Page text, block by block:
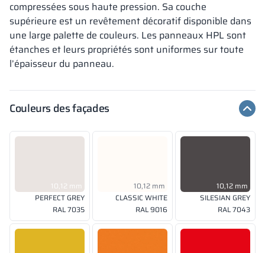
compressées sous haute pression. Sa couche
supérieure est un revêtement décoratif disponible dans
une large palette de couleurs. Les panneaux HPL sont
étanches et leurs propriétés sont uniformes sur toute
l’épaisseur du panneau.
Couleurs des façades
10,12 mm
PERFECT GREY
RAL 7035
10,12 mm
CLASSIC WHITE
RAL 9016
10,12 mm
SILESIAN GREY
RAL 7043